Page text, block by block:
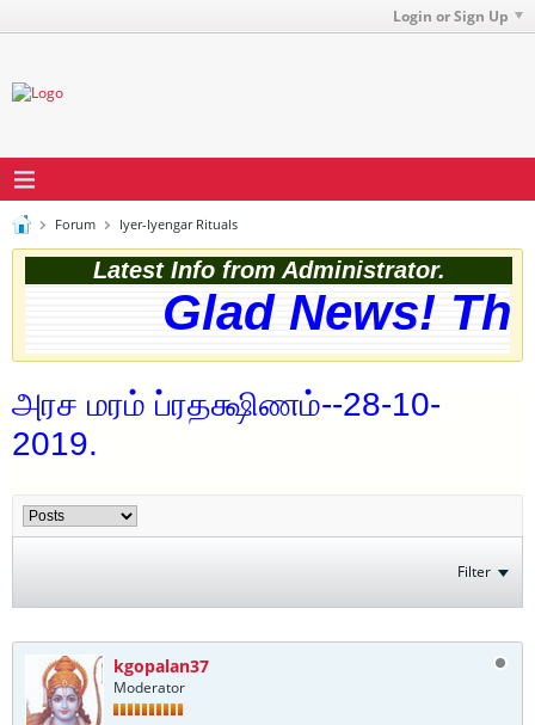
Login or Sign Up
Forum Iyer-Iyengar Rituals
Latest Info from Administrator.
Glad News!
அரச மரம் ப்ரதக்ஷிணம்--28-10-
2019.
Filter
kgopalan37
Moderator